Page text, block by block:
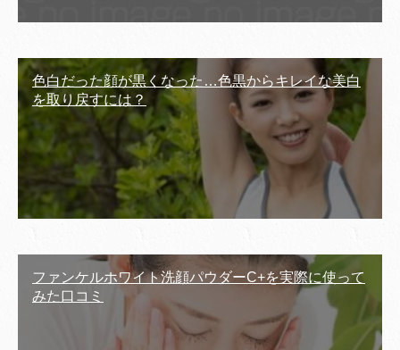
色白だった顔が黒くなった…色黒からキレイな美白
を取り戻すには？
ファンケルホワイト洗顔パウダーC+を実際に使って
みた口コミ